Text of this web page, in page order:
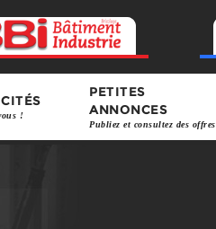
!
PETITES
ANNONCES
Publiez et consultez des offres